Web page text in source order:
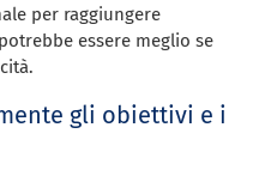
per raggiungere
essere meglio se
gli obiettivi e i